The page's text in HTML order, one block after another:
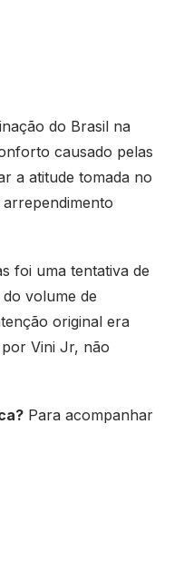
do Brasil na
causado pelas
a atitude tomada no
foi uma tentativa de
volume de
original era
Vini Jr, não
Para acompanhar